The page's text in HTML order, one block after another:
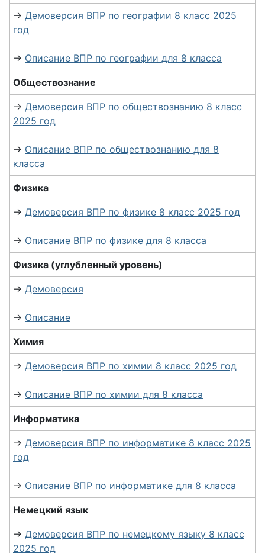
→ Демоверсия ВПР по географии 8 класс 2025
год
→ Описание ВПР по географии для 8 класса
Обществознание
→ Демоверсия ВПР по обществознанию 8 класс
2025 год
→ Описание ВПР по обществознанию для 8
класса
Физика
→ Демоверсия ВПР по физике 8 класс 2025 год
→ Описание ВПР по физике для 8 класса
Физика (углубленный уровень)
→ Демоверсия
→ Описание
Химия
→ Демоверсия ВПР по химии 8 класс 2025 год
→ Описание ВПР по химии для 8 класса
Информатика
→ Демоверсия ВПР по информатике 8 класс 2025
год
→ Описание ВПР по информатике для 8 класса
Немецкий язык
→ Демоверсия ВПР по немецкому языку 8 класс
2025 год